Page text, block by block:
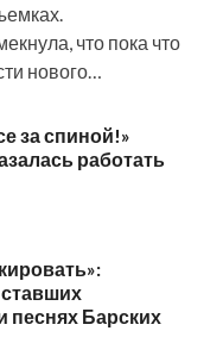
что пока что
нового…
за спиной!»
работать
песнях Барских